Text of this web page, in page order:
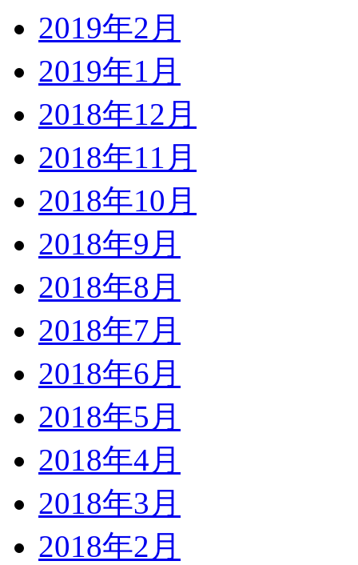
2019年2月
2019年1月
2018年12月
2018年11月
2018年10月
2018年9月
2018年8月
2018年7月
2018年6月
2018年5月
2018年4月
2018年3月
2018年2月